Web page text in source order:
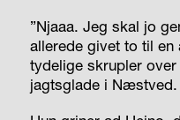
”Njaaa. Jeg skal jo
allerede givet to til en
tydelige skrupler
jagtsglade i Næstved.